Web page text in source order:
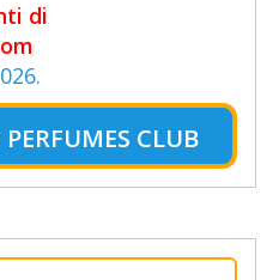
di
CLUB